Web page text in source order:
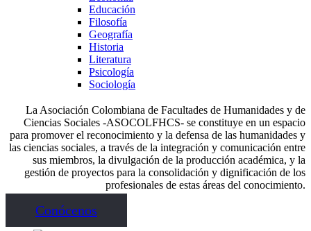
Educación
Filosofía
Geografía
Historia
Literatura
Psicología
Sociología
La Asociación Colombiana de Facultades de Humanidades y de
Ciencias Sociales -ASOCOLFHCS- se constituye en un espacio
para promover el reconocimiento y la defensa de las humanidades y
las ciencias sociales, a través de la integración y comunicación entre
sus miembros, la divulgación de la producción académica, y la
gestión de proyectos para la consolidación y dignificación de los
profesionales de estas áreas del conocimiento.
Conócenos